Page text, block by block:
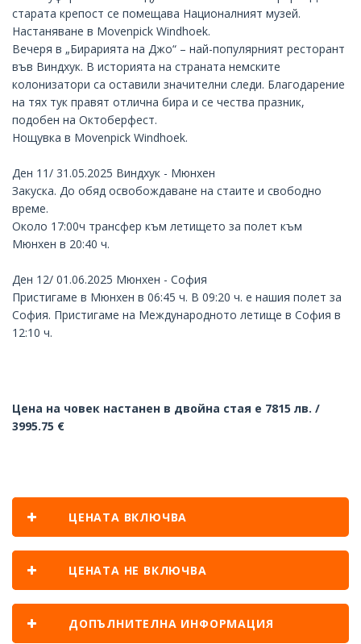
старата крепост се помещава Националният музей.
Настаняване в Movenpick Windhoek.
Вечеря в „Бирарията на Джо“ – най-популярният ресторант
във Виндхук. В историята на страната немските
колонизатори са оставили значителни следи. Благодарение
на тях тук правят отлична бира и се чества празник,
подобен на Октоберфест.
Нощувка в Movenpick Windhoek.
Ден 11/ 31.05.2025 Виндхук - Мюнхен
Закуска. До обяд освобождаване на стаите и свободно
време.
Около 17:00ч трансфер към летището за полет към
Мюнхен в 20:40 ч.
Ден 12/ 01.06.2025 Мюнхен - София
Пристигаме в Мюнхен в 06:45 ч. В 09:20 ч. е нашия полет за
София. Пристигаме на Международното летище в София в
12:10 ч.
Цена на човек настанен в двойна стая е 7815 лв. /
3995.75 €
ЦЕНАТА ВКЛЮЧВА
ЦЕНАТА НЕ ВКЛЮЧВА
ДОПЪЛНИТЕЛНА ИНФОРМАЦИЯ